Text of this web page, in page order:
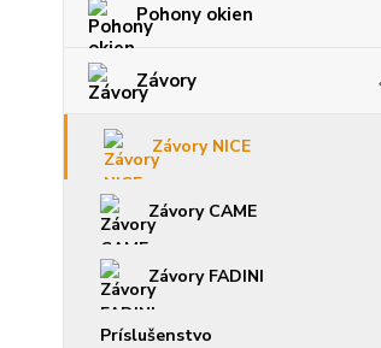
Pohony okien
Závory
Závory NICE
Závory CAME
Závory FADINI
Príslušenstvo